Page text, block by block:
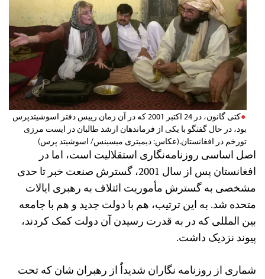
کتی گانون، در 24 اکتبر 2001 که در آن زمان رییس دفتر اسوشیتدپرس
بود، در حال گفتگو با یکی از فرماندهان ارشد طالبان در ایست مرزی
تورخم در افغانستان.(عکاس: دیمیتری میسینس/ اسوشیتد پرس)
اصل اساسی روزنامه‌نگاری استقلالیت است، اما در
افغانستان پس از سال 2001، گسترش صنعت خبر تا حدی
مشخصی به گسترش مأموریت ائتلاف به رهبری ایالات
متحده شد. به این ترتیب، هم با دولت جدید و هم با جامعه
بین المللی که در به قدرت رسیدن آن دولت کمک کردند،
پیوند نزدیک داشت.
شماری از روزنامه ‌نگاران شدیداٌ از رهبران شان که تحت